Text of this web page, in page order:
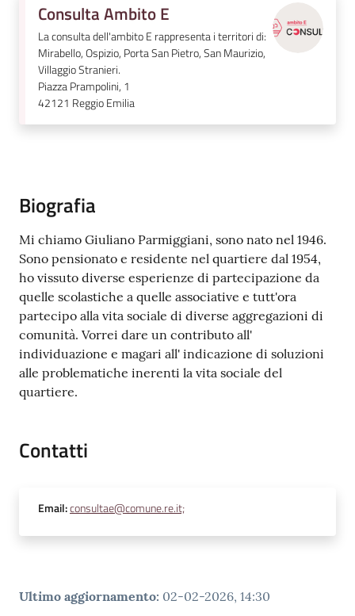
Seguici
Consulta Ambito E
La consulta dell'ambito E rappresenta i territori di:
Mirabello, Ospizio, Porta San Pietro, San Maurizio,
Villaggio Stranieri.
Piazza Prampolini, 1
42121 Reggio Emilia
Biografia
Mi chiamo Giuliano Parmiggiani, sono nato nel 1946.
Sono pensionato e residente nel quartiere dal 1954,
ho vissuto diverse esperienze di partecipazione da
quelle scolastiche a quelle associative e tutt'ora
partecipo alla vita sociale di diverse aggregazioni di
comunità. Vorrei dare un contributo all'
individuazione e magari all' indicazione di soluzioni
alle problematiche inerenti la vita sociale del
quartiere.
Contatti
Email:consultae@comune.re.it;
Ultimo aggiornamento: 02-02-2026, 14:30